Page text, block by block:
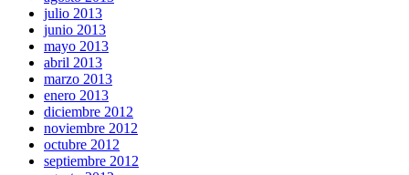
julio 2013
junio 2013
mayo 2013
abril 2013
marzo 2013
enero 2013
diciembre 2012
noviembre 2012
octubre 2012
septiembre 2012